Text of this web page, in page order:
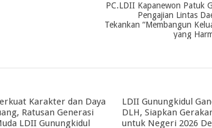
PC.LDII Kapanewon Patuk
Pengajian Lintas
Tekankan “Membangun
yang
Karakter dan Daya
Ratusan Generasi
LDII Gunungkidul
LDII Gunungkidul
DLH, Siapkan
untuk Negeri 2026